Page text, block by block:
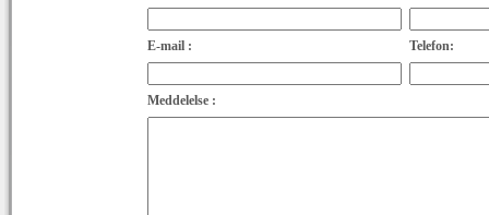
E-mail : Telefon:
Meddelelse :